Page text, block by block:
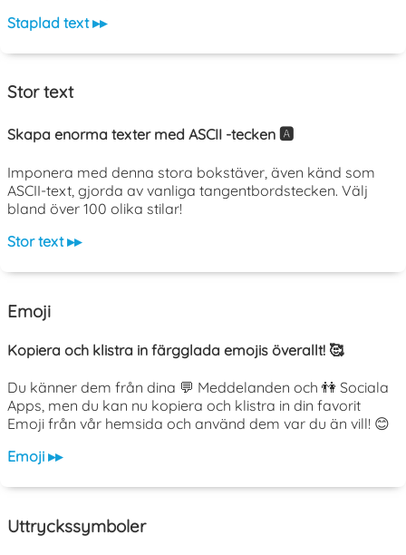
Staplad text ▸▸
Stor text
Skapa enorma texter med ASCII -tecken 🅰️
Imponera med denna stora bokstäver, även känd som
ASCII-text, gjorda av vanliga tangentbordstecken. Välj
bland över 100 olika stilar!
Stor text ▸▸
Emoji
Kopiera och klistra in färgglada emojis överallt! 🥰
Du känner dem från dina 💬 Meddelanden och 👫 Sociala
Apps, men du kan nu kopiera och klistra in din favorit
Emoji från vår hemsida och använd dem var du än vill! 😊
Emoji ▸▸
Uttryckssymboler